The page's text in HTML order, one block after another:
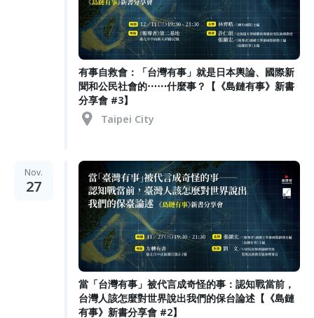
有事自救會：「台灣有事」就是日本輿論、國際新
聞和公民社會的⋯⋯什麼事？【《島鏈有事》新書
分享會 #3】
Taipei City
Nov.
27
當「台灣有事」被代言成奇怪的事：認知戰當前，
台灣人該怎麼對世界說出我們的保台論述【《島鏈
有事》新書分享會 #2】